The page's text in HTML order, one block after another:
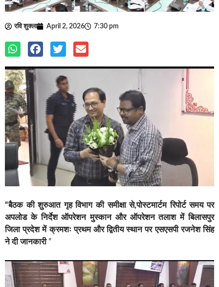
रवि शुक्ला April 2, 2026 7:30 pm
“बैठक की शुरुआत गृह विभाग की समीक्षा से,पोस्टमार्टम रिपोर्ट समय पर
अपलोड के निर्देश ऑपरेशन मुस्कान और ऑपरेशन तलाश में बिलासपुर
जिला प्रदेश में क्रमशः प्रथम और द्वितीय स्थान पर एसएसपी रजनेश सिंह
ने दी जानकारी ”